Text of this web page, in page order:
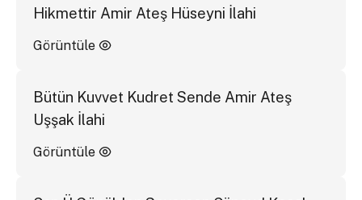
Hikmettir Amir Ateş Hüseyni İlahi
Görüntüle
Bütün Kuvvet Kudret Sende Amir Ateş
Uşşak İlahi
Görüntüle